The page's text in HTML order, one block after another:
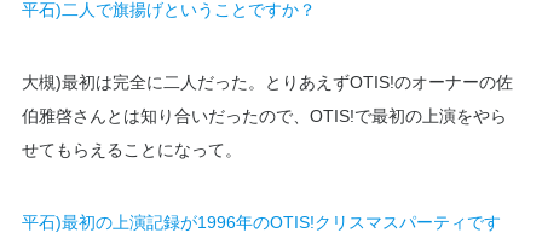
平石)二人で旗揚げということですか？
大槻)最初は完全に二人だった。とりあえずOTIS!のオーナーの佐
伯雅啓さんとは知り合いだったので、OTIS!で最初の上演をやら
せてもらえることになって。
平石)最初の上演記録が1996年のOTIS!クリスマスパーティ​​です